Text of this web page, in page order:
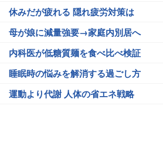
休みだが疲れる 隠れ疲労対策は
母が娘に減量強要→家庭内別居へ
内科医が低糖質麺を食べ比べ検証
睡眠時の悩みを解消する過ごし方
運動より代謝 人体の省エネ戦略